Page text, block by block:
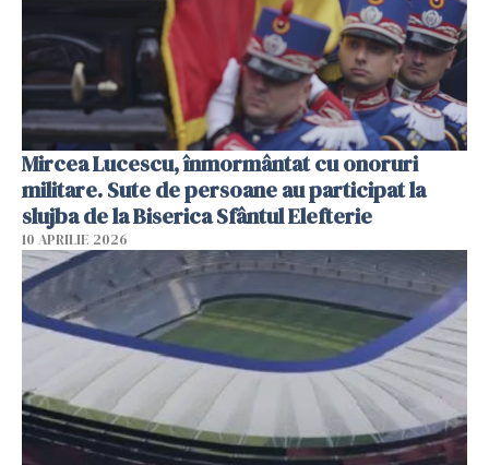
Mircea Lucescu, înmormântat cu onoruri
militare. Sute de persoane au participat la
slujba de la Biserica Sfântul Elefterie
10 APRILIE 2026